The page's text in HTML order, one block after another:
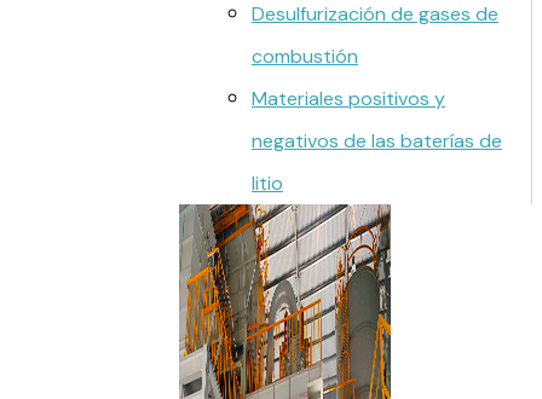
Desulfurización de gases de
combustión
Materiales positivos y
negativos de las baterías de
litio